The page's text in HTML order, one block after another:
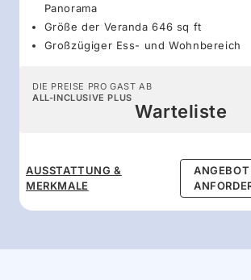
Panorama
Größe der Veranda 646 sq ft
Großzügiger Ess- und Wohnbereich
DIE PREISE PRO GAST AB
ALL-INCLUSIVE PLUS
Warteliste
AUSSTATTUNG &
MERKMALE
ANGEBOT